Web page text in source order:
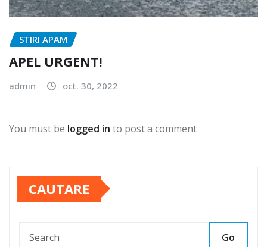
STIRI APAM
APEL URGENT!
admin oct. 30, 2022
You must be logged in to post a comment
CAUTARE
Go